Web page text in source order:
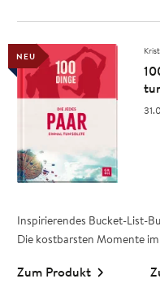
NEU
Inspirierendes Bucket-List-
Die kostbarsten Momente im
Zum Produkt